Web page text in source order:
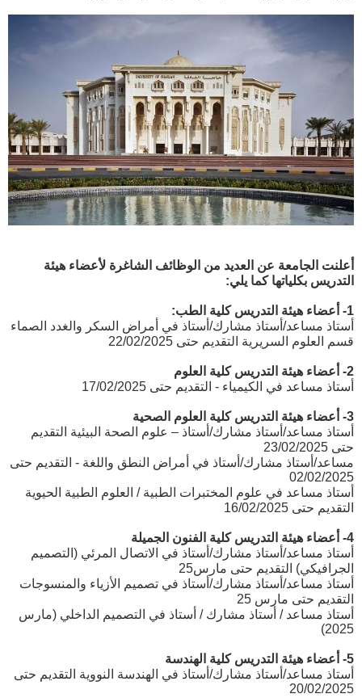
أعلنت الجامعة عن العديد من الوظائف الشاغرة لأعضاء هيئة
التدريس بكلياتها كما يلي:
1- أعضاء هيئة التدريس كلية الطب:
أستاذ مساعد/أستاذ مشارك/أستاذ في أمراض السكر والغدد الصماء
قسم العلوم السريرية التقديم حتى 22/02/2025
2- أعضاء هيئة التدريس كلية العلوم
أستاذ مساعد في الكيمياء - التقديم حتى 17/02/2025
3- أعضاء هيئة التدريس كلية العلوم الصحية
أستاذ مساعد/أستاذ مشارك/أستاذ – علوم الصحة البيئية التقديم
حتى 23/02/2025
مساعد/أستاذ مشارك/أستاذ في أمراض النطق واللغة - التقديم حتى
02/02/2025
أستاذ مساعد في علوم المختبرات الطبية / العلوم الطبية الحيوية
التقديم حتى 16/02/2025
4- أعضاء هيئة التدريس كلية الفنون الجميلة
أستاذ مساعد/أستاذ مشارك/أستاذ في الاتصال المرئي (التصميم
الجرافيكي) التقديم حتى مارس25
أستاذ مساعد/أستاذ مشارك/أستاذ في تصميم الأزياء والمنسوجات
التقديم حتى مارس 25
أستاذ مساعد / أستاذ مشارك / أستاذ في التصميم الداخلي (مارس
2025)
5- أعضاء هيئة التدريس كلية الهندسة
أستاذ مساعد/أستاذ مشارك/أستاذ في الهندسة النووية التقديم حتى
20/02/2025